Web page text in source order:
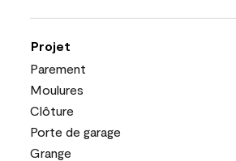
Projet
Parement
Moulures
Clôture
Porte de garage
Grange